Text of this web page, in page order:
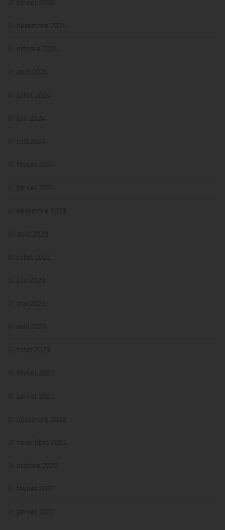
janvier 2025
décembre 2024
octobre 2024
août 2024
juillet 2024
juin 2024
mai 2024
février 2024
janvier 2024
décembre 2023
août 2023
juillet 2023
juin 2023
mai 2023
avril 2023
mars 2023
février 2023
janvier 2023
décembre 2022
novembre 2022
octobre 2022
février 2022
janvier 2022